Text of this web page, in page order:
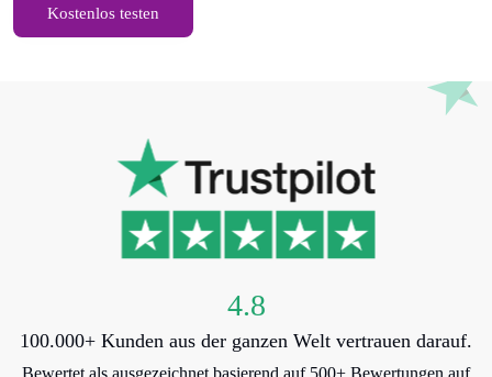
Kostenlos testen
4.8
100.000+ Kunden aus der ganzen Welt vertrauen darauf.
Bewertet als ausgezeichnet basierend auf 500+ Bewertungen auf